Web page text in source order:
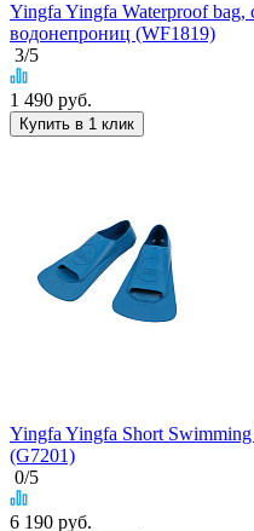
Yingfa Yingfa Waterproof bag,
водонепрониц (WF1819)
3/5
1 490 руб.
Купить в 1 клик
Yingfa Yingfa Short
(G7201)
0/5
6 190 руб.